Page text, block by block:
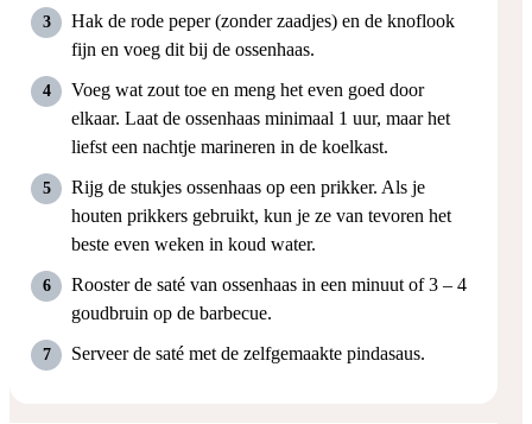
Hak de rode peper (zonder zaadjes) en de knoflook
fijn en voeg dit bij de ossenhaas.
Voeg wat zout toe en meng het even goed door
elkaar. Laat de ossenhaas minimaal 1 uur, maar het
liefst een nachtje marineren in de koelkast.
Rijg de stukjes ossenhaas op een prikker. Als je
houten prikkers gebruikt, kun je ze van tevoren het
beste even weken in koud water.
Rooster de saté van ossenhaas in een minuut of 3 – 4
goudbruin op de barbecue.
Serveer de saté met de zelfgemaakte pindasaus.